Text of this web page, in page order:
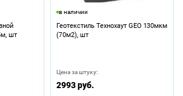
шт
в наличии
Геотекстиль Технохаут GEO 130мкм
(70м2), шт
Цена за штуку:
2993 руб.